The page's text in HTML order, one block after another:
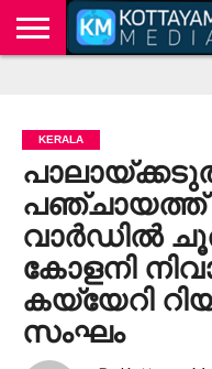
KERALA
പഞ്ചായത്ത്
വാർഡിൽ
കോളനി
കയ്യേറി
സംഘം